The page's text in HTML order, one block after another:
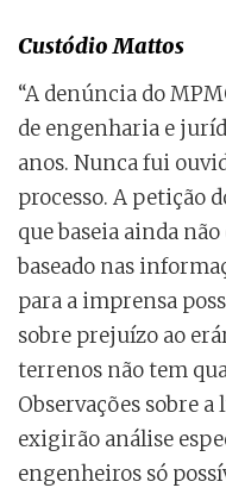
Custódio Mattos
“A denúncia do
de engenharia e
anos. Nunca fui
processo. A petição
que baseia ainda
baseado nas
para a imprensa
sobre prejuízo ao
terrenos não tem
Observações sobre
exigirão análise
engenheiros só